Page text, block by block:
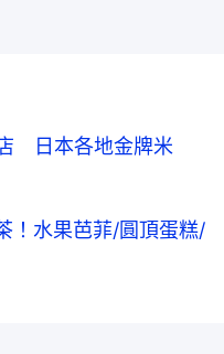
日本各地金牌米
！水果芭菲/圓頂蛋糕/